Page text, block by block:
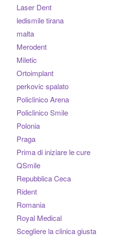
Laser Dent
ledismile tirana
malta
Merodent
Miletic
Ortoimplant
perkovic spalato
Policlinico Arena
Policlinico Smile
Polonia
Praga
Prima di iniziare le cure
QSmile
Repubblica Ceca
Rident
Romania
Royal Medical
Scegliere la clinica giusta